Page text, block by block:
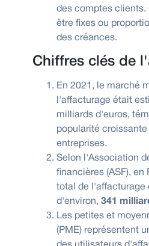
des comptes clients.
être fixes ou
des créances.
Chiffres clés de
En 2021, le marché
l'affacturage était
milliards d'euros,
popularité
entreprises.
Selon l'Association
financières (ASF), en
total de l'affacturage
d'environ, 341
Les petites et
(PME) représentent